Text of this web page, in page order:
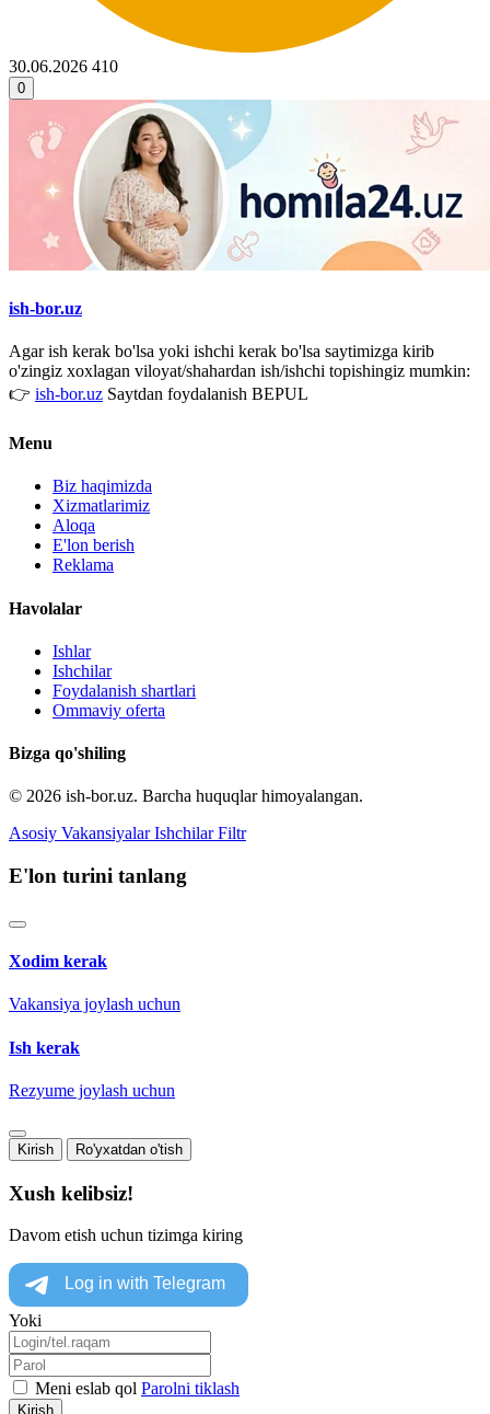
30.06.2026 410
0
ish-bor.uz
Agar ish kerak bo'lsa yoki ishchi kerak bo'lsa saytimizga kirib
o'zingiz xoxlagan viloyat/shahardan ish/ishchi topishingiz mumkin:
👉 ish-bor.uz Saytdan foydalanish BEPUL
Menu
Biz haqimizda
Xizmatlarimiz
Aloqa
E'lon berish
Reklama
Havolalar
Ishlar
Ishchilar
Foydalanish shartlari
Ommaviy oferta
Bizga qo'shiling
© 2026 ish-bor.uz. Barcha huquqlar himoyalangan.
Asosiy Vakansiyalar Ishchilar Filtr
E'lon turini tanlang
Xodim kerak
Vakansiya joylash uchun
Ish kerak
Rezyume joylash uchun
Kirish Ro'yxatdan o'tish
Xush kelibsiz!
Davom etish uchun tizimga kiring
Yoki
Meni eslab qol Parolni tiklash
Kirish